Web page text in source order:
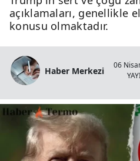
açıklamaları, genellikle
konusu olmaktadır.
Haber Merkezi
06